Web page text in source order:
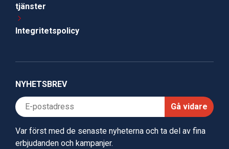
tjänster
Integritetspolicy
NYHETSBREV
Gå vidare
Var först med de senaste nyheterna och ta del av fina
erbjudanden och kampanjer.